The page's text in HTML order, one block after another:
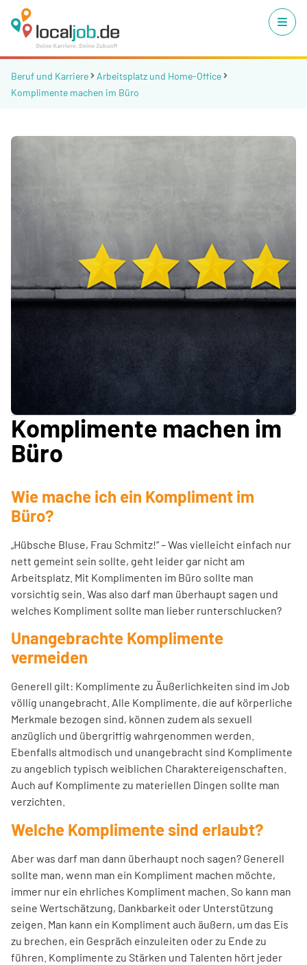
Beruf und Karriere
Arbeitsplatz und Home-Office
Komplimente machen im Büro
Komplimente machen im
Büro
Wie mache ich ein Kompliment im
Büro?
„Hübsche Bluse, Frau Schmitz!“ – Was vielleicht einfach nur
nett gemeint sein sollte, geht leider gar nicht am
Arbeitsplatz. Mit Komplimenten im Büro sollte man
vorsichtig sein. Was also darf man überhaupt sagen und
welches Kompliment sollte man lieber runterschlucken?
Unangebrachte Komplimente
vermeiden
Generell gilt: Komplimente zu Äußerlichkeiten sind im Job
völlig unangebracht. Alle Komplimente, die auf körperliche
Merkmale bezogen sind, können zudem als sexuell
anzüglich und übergriffig wahrgenommen werden.
Ebenfalls altmodisch und unangebracht sind Komplimente
zu angeblich typisch weiblichen Charaktereigenschaften.
Auch auf Komplimente zu materiellen Dingen sollte man
verzichten.
Welche Komplimente sind erlaubt?
Aber was darf man dann überhaupt noch sagen? Generell
sollte man, wenn man ein Kompliment machen möchte,
immer nur ein ehrliches Kompliment machen. So kann man
seine Wertschätzung, Dankbarkeit oder Unterstützung
zeigen. Man kann ein Kompliment auch äußern, um das Eis
zu brechen, ein Gespräch einzuleiten oder zu Ende zu
führen. Komplimente zu Stärken und Talenten hört jeder